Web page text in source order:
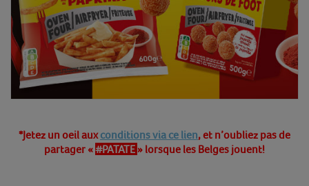
*Jetez un oeil auxconditions via ce lien, et n’oubliez pas de
partager «#PATATE » lorsque les Belges jouent!